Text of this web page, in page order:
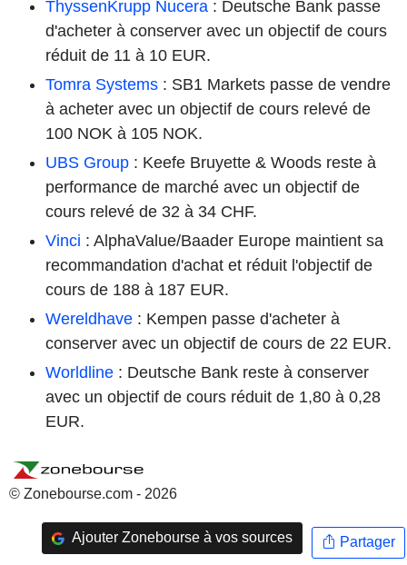
ThyssenKrupp Nucera : Deutsche Bank passe
d'acheter à conserver avec un objectif de cours
réduit de 11 à 10 EUR.
Tomra Systems : SB1 Markets passe de vendre
à acheter avec un objectif de cours relevé de
100 NOK à 105 NOK.
UBS Group : Keefe Bruyette & Woods reste à
performance de marché avec un objectif de
cours relevé de 32 à 34 CHF.
Vinci : AlphaValue/Baader Europe maintient sa
recommandation d'achat et réduit l'objectif de
cours de 188 à 187 EUR.
Wereldhave : Kempen passe d'acheter à
conserver avec un objectif de cours de 22 EUR.
Worldline : Deutsche Bank reste à conserver
avec un objectif de cours réduit de 1,80 à 0,28
EUR.
© Zonebourse.com - 2026
Ajouter Zonebourse à vos sources Partager